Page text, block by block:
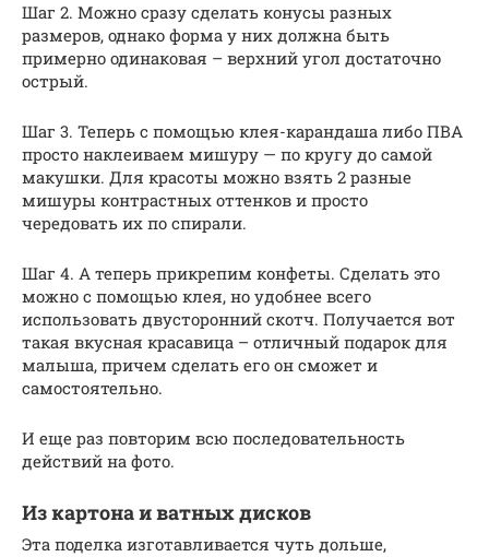
Шаг 2. Можно сразу сделать конусы разных
размеров, однако форма у них должна быть
примерно одинаковая – верхний угол достаточно
острый.
Шаг 3. Теперь с помощью клея-карандаша либо ПВА
просто наклеиваем мишуру — по кругу до самой
макушки. Для красоты можно взять 2 разные
мишуры контрастных оттенков и просто
чередовать их по спирали.
Шаг 4. А теперь прикрепим конфеты. Сделать это
можно с помощью клея, но удобнее всего
использовать двусторонний скотч. Получается вот
такая вкусная красавица – отличный подарок для
малыша, причем сделать его он сможет и
самостоятельно.
И еще раз повторим всю последовательность
действий на фото.
Из картона и ватных дисков
Эта поделка изготавливается чуть дольше,